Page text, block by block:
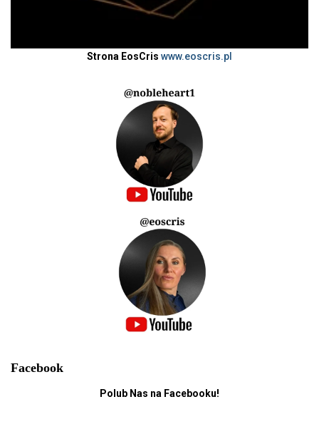
Strona EosCris www.eoscris.pl
Facebook
Polub Nas na Facebooku!